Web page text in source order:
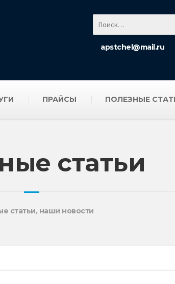
apstchel@mail.ru
ПРАЙСЫ ПОЛЕЗНЫЕ
статьи
статьи, наши новости